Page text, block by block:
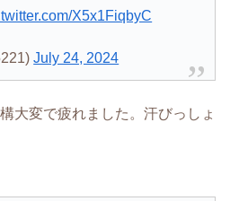
X5x1FiqbyC
July 24, 2024
大変で疲れました。汗びっしょ